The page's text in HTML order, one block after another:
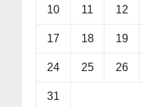
10 11 12
17 18 19
24 25 26
31